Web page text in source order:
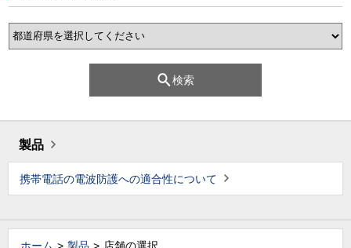
検索
製品
携帯電話の電波防護への適合性について
ホーム 製品 店舗の選択